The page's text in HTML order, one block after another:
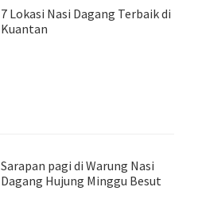
7 Lokasi Nasi Dagang Terbaik di
Kuantan
Sarapan pagi di Warung Nasi
Dagang Hujung Minggu Besut